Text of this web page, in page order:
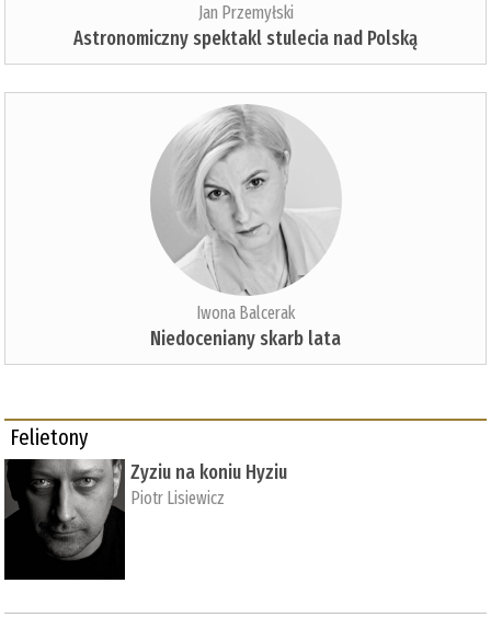
Jan Przemyłski
Astronomiczny spektakl stulecia nad Polską
Iwona Balcerak
Niedoceniany skarb lata
Felietony
Zyziu na koniu Hyziu
Piotr Lisiewicz